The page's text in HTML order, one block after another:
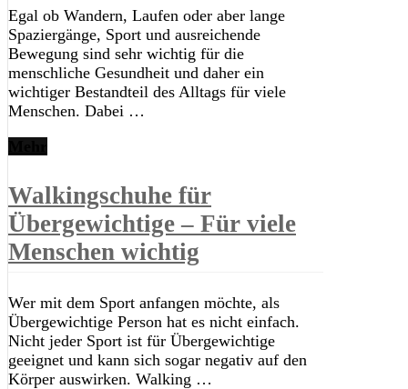
Egal ob Wandern, Laufen oder aber lange
Spaziergänge, Sport und ausreichende
Bewegung sind sehr wichtig für die
menschliche Gesundheit und daher ein
wichtiger Bestandteil des Alltags für viele
Menschen. Dabei …
Walkingschuhe für
Übergewichtige – Für viele
Menschen wichtig
Wer mit dem Sport anfangen möchte, als
Übergewichtige Person hat es nicht einfach.
Nicht jeder Sport ist für Übergewichtige
geeignet und kann sich sogar negativ auf den
Körper auswirken. Walking …